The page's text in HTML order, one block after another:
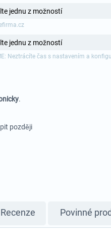
Neztrácíte čas s nastavením a
.
později
Recenze Povinné